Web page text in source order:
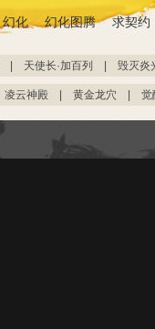
幻化 幻化图腾 求契约
天使长·加百列 毁灭炎
凌云神殿 黄金龙穴 觉